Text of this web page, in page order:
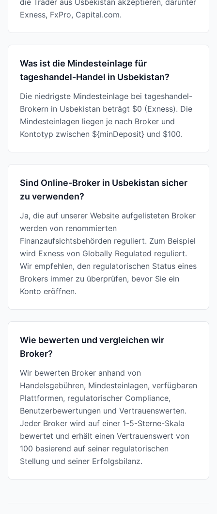
die Trader aus Usbekistan akzeptieren, darunter
Exness, FxPro, Capital.com.
Was ist die Mindesteinlage für
tageshandel-Handel in Usbekistan?
Die niedrigste Mindesteinlage bei tageshandel-
Brokern in Usbekistan beträgt $0 (Exness). Die
Mindesteinlagen liegen je nach Broker und
Kontotyp zwischen ${minDeposit} und $100.
Sind Online-Broker in Usbekistan sicher
zu verwenden?
Ja, die auf unserer Website aufgelisteten Broker
werden von renommierten
Finanzaufsichtsbehörden reguliert. Zum Beispiel
wird Exness von Globally Regulated reguliert.
Wir empfehlen, den regulatorischen Status eines
Brokers immer zu überprüfen, bevor Sie ein
Konto eröffnen.
Wie bewerten und vergleichen wir
Broker?
Wir bewerten Broker anhand von
Handelsgebühren, Mindesteinlagen, verfügbaren
Plattformen, regulatorischer Compliance,
Benutzerbewertungen und Vertrauenswerten.
Jeder Broker wird auf einer 1-5-Sterne-Skala
bewertet und erhält einen Vertrauenswert von
100 basierend auf seiner regulatorischen
Stellung und seiner Erfolgsbilanz.